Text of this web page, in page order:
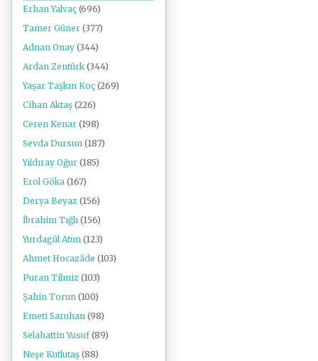
Erhan Yalvaç (696)
Tamer Güner (377)
Adnan Onay (344)
Ardan Zentürk (344)
Yaşar Taşkın Koç (269)
Cihan Aktaş (226)
Ceren Kenar (198)
Sevda Dursun (187)
Yıldıray Oğur (185)
Erol Göka (167)
Derya Beyaz (156)
İbrahim Tığlı (156)
Yurdagül Atun (123)
Ahmet Hocazâde (103)
Puran Tilmiz (103)
Şahin Torun (100)
Emeti Saruhan (98)
Selahattin Yusuf (89)
Neşe Kutlutaş (88)